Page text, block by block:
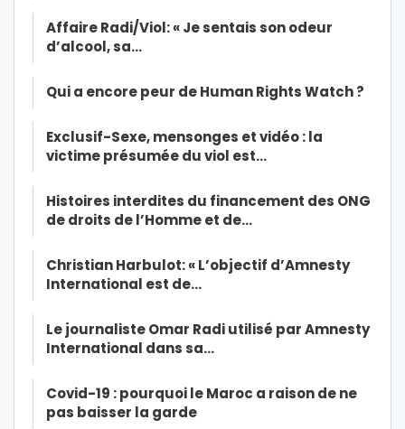
Affaire Radi/Viol: « Je sentais son odeur
d’alcool, sa…
Qui a encore peur de Human Rights Watch ?
Exclusif-Sexe, mensonges et vidéo : la
victime présumée du viol est…
Histoires interdites du financement des ONG
de droits de l’Homme et de…
Christian Harbulot: « L’objectif d’Amnesty
International est de…
Le journaliste Omar Radi utilisé par Amnesty
International dans sa…
Covid-19 : pourquoi le Maroc a raison de ne
pas baisser la garde